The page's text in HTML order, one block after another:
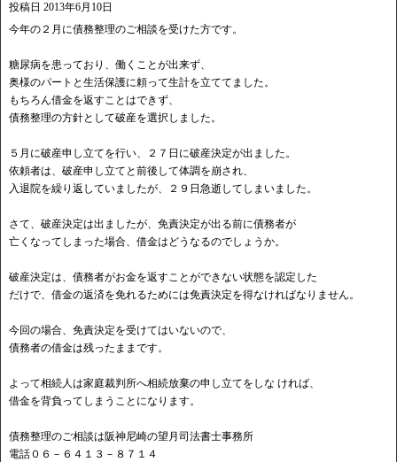
投稿日 2013年6月10日
今年の２月に債務整理のご相談を受けた方です。
糖尿病を患っており、働くことが出来ず、
奥様のパートと生活保護に頼って生計を立ててました。
もちろん借金を返すことはできず、
債務整理の方針として破産を選択しました。
５月に破産申し立てを行い、２７日に破産決定が出ました。
依頼者は、破産申し立てと前後して体調を崩され、
入退院を繰り返していましたが、２９日急逝してしまいました。
さて、破産決定は出ましたが、免責決定が出る前に債務者が
亡くなってしまった場合、借金はどうなるのでしょうか。
破産決定は、債務者がお金を返すことができない状態を認定した
だけで、借金の返済を免れるためには免責決定を得なければなりません。
今回の場合、免責決定を受けてはいないので、
債務者の借金は残ったままです。
よって相続人は家庭裁判所へ相続放棄の申し立てをしな ければ、
借金を背負ってしまうことになります。
債務整理のご相談は阪神尼崎の望月司法書士事務所
電話０６－６４１３－８７１４